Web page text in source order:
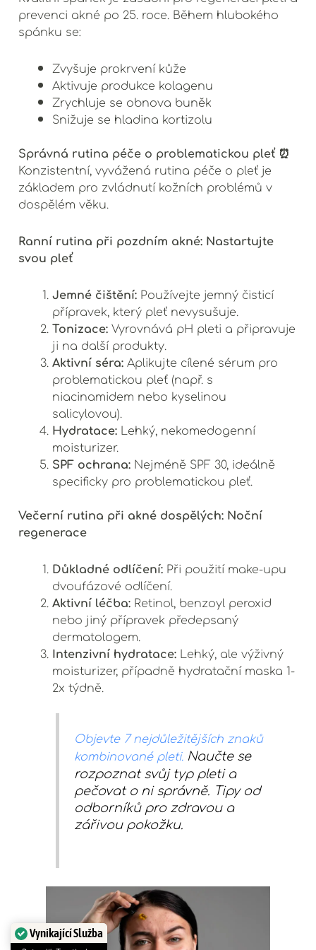
prevenci akné po 25. roce. Během hlubokého
spánku se:
Zvyšuje prokrvení kůže
Aktivuje produkce kolagenu
Zrychluje se obnova buněk
Snižuje se hladina kortizolu
Správná rutina péče o problematickou pleť ⏰
Konzistentní, vyvážená rutina péče o pleť je
základem pro zvládnutí kožních problémů v
dospělém věku.
Ranní rutina při pozdním akné: Nastartujte
svou pleť
Jemné čištění:Používejte jemný čisticí
přípravek, který pleť nevysušuje.
Tonizace:Vyrovnává pH pleti a připravuje
ji na další produkty.
Aktivní séra:Aplikujte cílené sérum pro
problematickou pleť (např. s
niacinamidem nebo kyselinou
salicylovou).
Hydratace:Lehký, nekomedogenní
moisturizer.
SPF ochrana:Nejméně SPF 30, ideálně
specificky pro problematickou pleť.
Večerní rutina při akné dospělých: Noční
regenerace
Důkladné odlíčení:Při použití make-upu
dvoufázové odlíčení.
Aktivní léčba:Retinol, benzoyl peroxid
nebo jiný přípravek předepsaný
dermatologem.
Intenzivní hydratace:Lehký, ale výživný
moisturizer, případně hydratační maska 1-
2x týdně.
Objevte 7 nejdůležitějších znaků
kombinované pleti. Naučte se
rozpoznat svůj typ pleti a
pečovat o ni správně. Tipy od
odborníků pro zdravou a
zářivou pokožku.
Vynikající Služba